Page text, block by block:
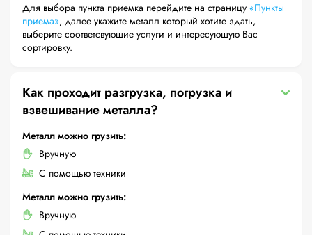
Для выбора пункта приемка перейдите на страницу «Пункты
приема», далее укажите металл который хотите здать,
выберите соответсвующие услуги и интересующую Вас
сортировку.
Как проходит разгрузка, погрузка и
взвешивание металла?
Металл можно грузить:
Вручную
С помощью техники
Металл можно грузить:
Вручную